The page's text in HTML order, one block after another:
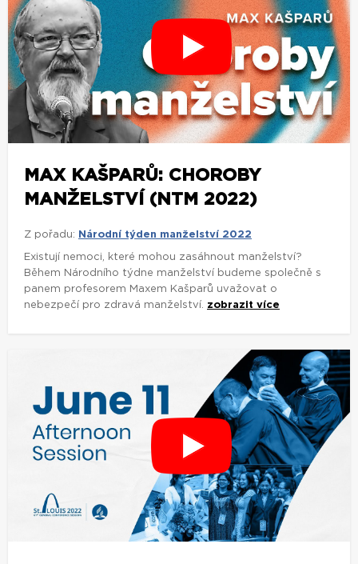
MAX KAŠPARŮ: CHOROBY
MANŽELSTVÍ (NTM 2022)
Z pořadu: Národní týden manželství 2022
Existují nemoci, které mohou zasáhnout manželství?
Během Národního týdne manželství budeme společně s
panem profesorem Maxem Kašparů uvažovat o
nebezpečí pro zdravá manželství. zobrazit více